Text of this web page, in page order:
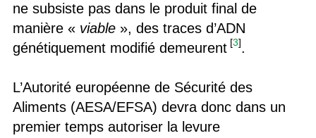
ne subsiste pas dans le produit final de
manière « viable», des traces d’ADN
génétiquement modifié demeurent [3].
L’Autorité européenne de Sécurité des
Aliments (AESA/EFSA) devra donc dans un
premier temps autoriser la levure